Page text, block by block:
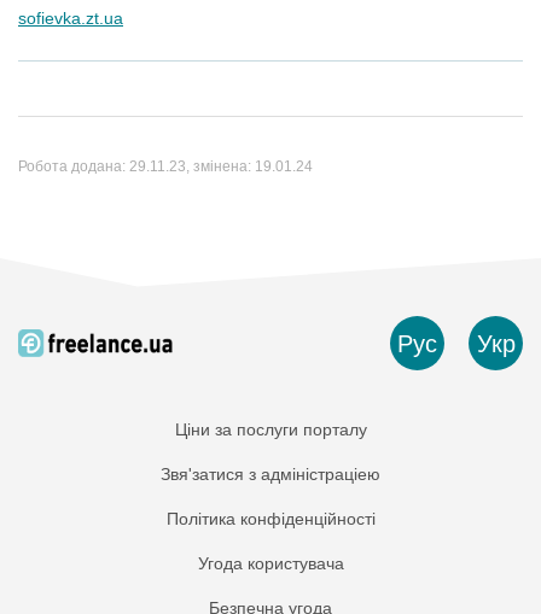
sofievka.zt.ua
Робота додана: 29.11.23, змінена: 19.01.24
Рус Укр
Ціни за послуги порталу
Звя'затися з адміністраціею
Політика конфіденційності
Угода користувача
Безпечна угода